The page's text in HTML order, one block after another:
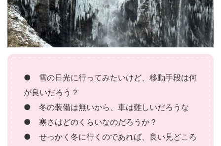
● 雪の日光に行ってみたいけど、移動手段は何
が良いだろう？
● 冬の装備は無いから、車は難しいだろうな
● 寒さはどのくらいなのだろうか？
● せっかく冬に行くのであれば、良い見どころ